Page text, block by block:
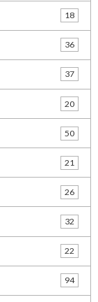
18
36
37
20
50
21
26
32
22
94